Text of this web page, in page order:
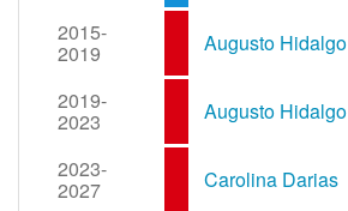
2015-
2019 Augusto Hidalgo
2019-
2023 Augusto Hidalgo
2023-
2027 Carolina Darias